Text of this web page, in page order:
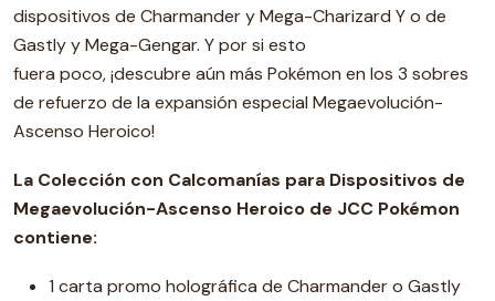
dispositivos de Charmander y Mega-Charizard Y o de
Gastly y Mega-Gengar. Y por si esto
fuera poco, ¡descubre aún más Pokémon en los 3 sobres
de refuerzo de la expansión especial Megaevolución-
Ascenso Heroico!
La Colección con Calcomanías para Dispositivos de
Megaevolución-Ascenso Heroico de JCC Pokémon
contiene:
1 carta promo holográfica de Charmander o Gastly